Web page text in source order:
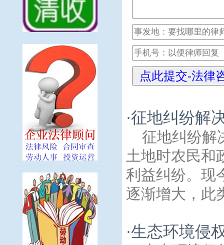
·征地纠纷解
征地纠纷解
土地时农民和
利益纠纷。现
逐渐增大，此
·生态环境侵